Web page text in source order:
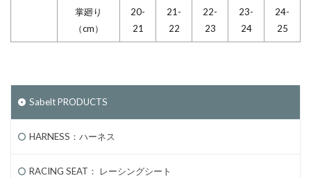
掌廻り
（cm）
20-
21
21-
22
22-
23
23-
24
24-
25
Sabelt PRODUCTS
HARNESS：ハーネス
RACING SEAT： レーシングシート